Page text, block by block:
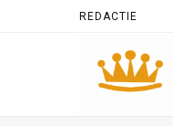
REDACTIE